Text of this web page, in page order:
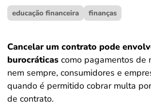
educação financeira finanças
Cancelar um contrato pode
burocráticas como pagamentos de
nem sempre, consumidores e
quando é permitido cobrar multa
de contrato.